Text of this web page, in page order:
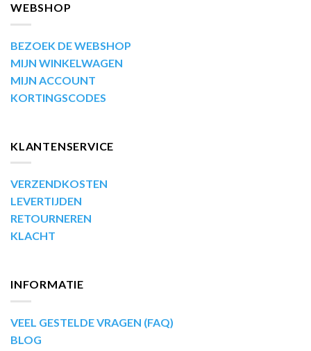
WEBSHOP
BEZOEK DE WEBSHOP
MIJN WINKELWAGEN
MIJN ACCOUNT
KORTINGSCODES
KLANTENSERVICE
VERZENDKOSTEN
LEVERTIJDEN
RETOURNEREN
KLACHT
INFORMATIE
VEEL GESTELDE VRAGEN (FAQ)
BLOG